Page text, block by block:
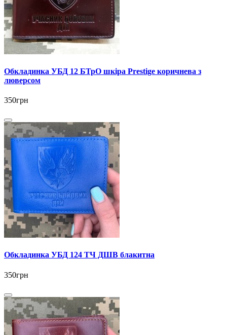
Обкладинка УБД 12 БТрО шкіра Prestige коричнева з
люверсом
350грн
Обкладинка УБД 124 ТЧ ДШВ блакитна
350грн